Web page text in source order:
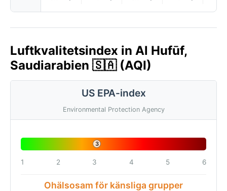
Luftkvalitetsindex in Al Hufūf,
Saudiarabien 🇸🇦 (AQI)
US EPA-index
Environmental Protection Agency
3
1 2 3 4 5 6
Ohälsosam för känsliga grupper